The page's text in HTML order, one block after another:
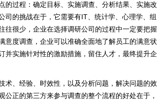
的过程：确定目标、实施调查、分析结果、实施改
司的挑战在于，它需要有IT 、统计学、心理学、组
往很少，企业在选择调研公司的过程中一定要把握
意度调查，企业可以准确全面地了解员工的满意状
并实施针对性的激励措施，留住人才，最终提升企
术、经验、时效性，以及分析问题，解决问题的效
正的第三方来参与调查的整个流程的好处在于，